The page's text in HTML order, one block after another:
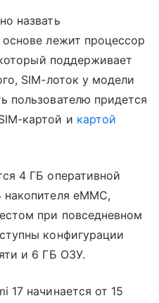
назвать
лежит процессор
поддерживает
SIM-лоток у модели
пользователю придется
картой и картой
4 ГБ оперативной
eMMC,
при повседневном
конфигурации
и 6 ГБ ОЗУ.
17 начинается от 15